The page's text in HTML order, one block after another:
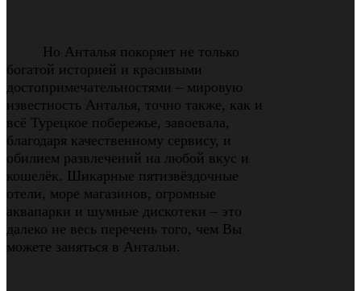
Но Анталья покоряет не только
богатой историей и красивыми
достопримечательностями – мировую
известность Анталья, точно также, как и
всё Турецкое побережье, завоевала,
благодаря качественному сервису, и
обилием развлечений на любой вкус и
кошелёк. Шикарные пятизвёздочные
отели, море магазинов, огромные
аквапарки и шумные дискотеки – это
далеко не весь перечень того, чем Вы
можете заняться в Антальи.